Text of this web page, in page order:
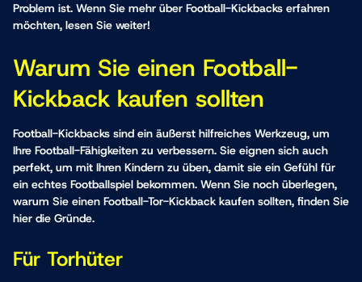
Problem ist. Wenn Sie mehr über Football-Kickbacks erfahren
möchten, lesen Sie weiter!
Warum Sie einen Football-
Kickback kaufen sollten
Football-Kickbacks sind ein äußerst hilfreiches Werkzeug, um
Ihre Football-Fähigkeiten zu verbessern. Sie eignen sich auch
perfekt, um mit Ihren Kindern zu üben, damit sie ein Gefühl für
ein echtes Footballspiel bekommen. Wenn Sie noch überlegen,
warum Sie einen Football-Tor-Kickback kaufen sollten, finden Sie
hier die Gründe.
Für Torhüter